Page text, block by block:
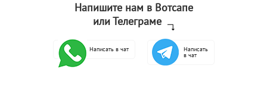
Напишите нам в Вотсапе
или Телеграме
Написать в чат Написать
в чат